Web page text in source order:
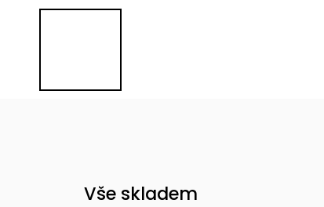
Vše skladem